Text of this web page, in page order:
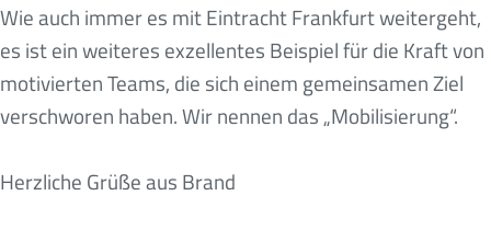
Wie auch immer es mit Eintracht Frankfurt weitergeht,
es ist ein weiteres exzellentes Beispiel für die Kraft von
motivierten Teams, die sich einem gemeinsamen Ziel
verschworen haben. Wir nennen das „Mobilisierung“.
Herzliche Grüße aus Brand